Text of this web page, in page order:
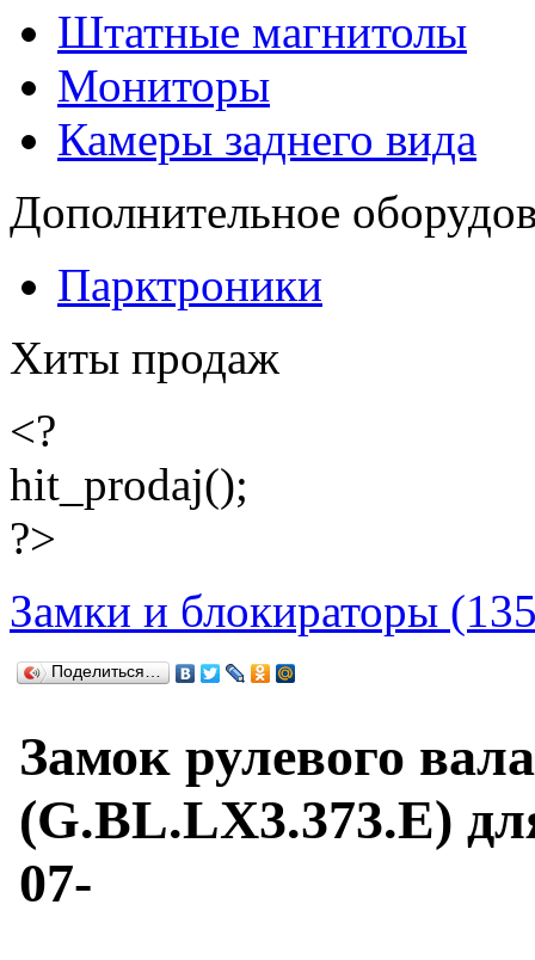
Штатные магнитолы
Мониторы
Камеры заднего вида
Дополнительное
Парктроники
Хиты продаж
<?
hit_prodaj();
?>
Замки и блокираторы
Поделиться…
Замок рулевого
(G.BL.LX3.373.E)
07-